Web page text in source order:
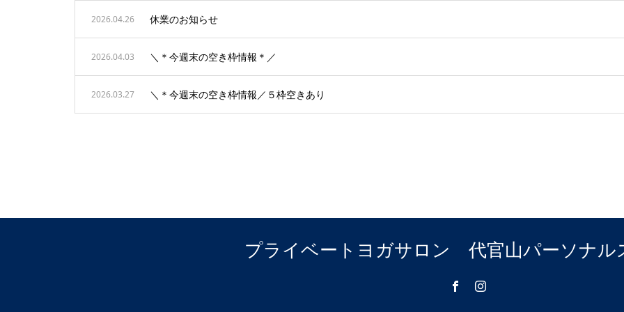
2026.04.26 休業のお知らせ
2026.04.03 ＼＊今週末の空き枠情報＊／
2026.03.27 ＼＊今週末の空き枠情報／５枠空きあり
プライベートヨガサロン 代官山パーソナル